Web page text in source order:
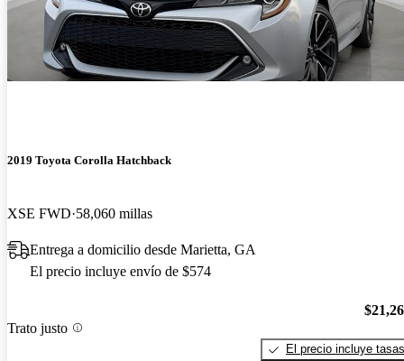
2019 Toyota Corolla Hatchback
XSE FWD 58,060 millas
Entrega a domicilio desde Marietta, GA
El precio incluye envío de $574
Trato justo
El precio incluye tasas